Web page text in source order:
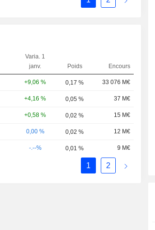
Varia. 1
janv.
Poids Encours
+9,06 % 0,17 % 33 076 M€
+4,16 % 0,05 % 37 M€
+0,58 % 0,02 % 15 M€
0,00 % 0,02 % 12 M€
-.--% 0,01 % 9 M€
1 2